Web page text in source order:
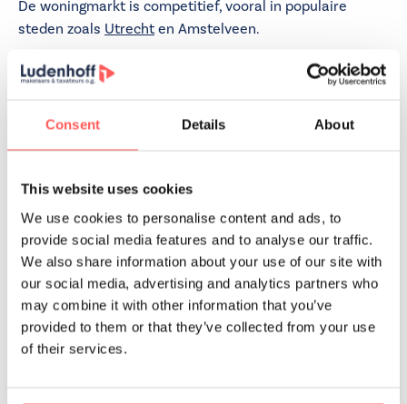
Consent Details About
This website uses cookies
We use cookies to personalise content and ads, to
provide social media features and to analyse our traffic.
We also share information about your use of our site with
our social media, advertising and analytics partners who
may combine it with other information that you’ve
provided to them or that they’ve collected from your use
of their services.
De woningmarkt is competitief, vooral in populaire
steden zoals Utrechten Amstelveen.
Singleshebben het soms lastiger omdat ze
afhankelijk zijn van één inkomen, maar kunnen
starterswoningen.
ruimer aanbod bekijken, maar moeten het eens
De keuze tussen samenwonen of kopen als single hangt
af van je financiële situatie, je toekomstplannen en je
persoonlijke voorkeuren. Wat je ook kiest, zorg dat je
goed geïnformeerd bent en een plan hebt voor
eventuele veranderingen in de toekomst.